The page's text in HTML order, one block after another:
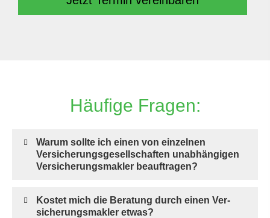
Häufige Fragen:
Warum sollte ich einen von einzelnen
Versicherungsgesellschaften unabhängigen
Ver­sicherungs­makler beauftragen?
Kostet mich die Beratung durch einen Ver­
sicherungs­makler etwas?